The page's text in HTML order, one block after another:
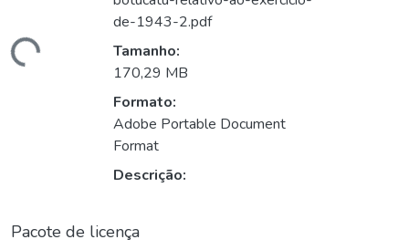
de-1943-2.pdf
Tamanho:
170,29 MB
Formato:
Adobe Portable Document
Format
Descrição:
Pacote de licença